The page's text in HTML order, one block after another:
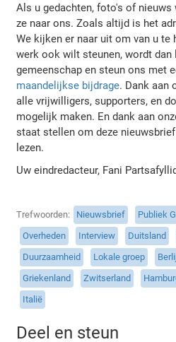
Als u gedachten, foto's of nieuws
ze naar ons. Zoals altijd is het
We kijken er naar uit om van u te
werk ook wilt steunen, wordt dan
gemeenschap en steun ons met
maandelijkse bijdrage. Dank aan
alle vrijwilligers, supporters, en
mogelijk maken. En dank aan
staat stellen om deze
lezen.
Uw eindredacteur, Fani
Trefwoorden Nieuwsbrief
Publiek
Overheden
Interview Duitsland
Duurzaamheid
Lokale groep
Griekenland
Zwitserland
Italië
Deel en steun